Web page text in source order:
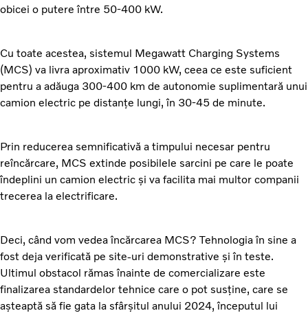
obicei o putere între 50-400 kW.
Cu toate acestea, sistemul Megawatt Charging Systems
(MCS) va livra aproximativ 1000 kW, ceea ce este suficient
pentru a adăuga 300-400 km de autonomie suplimentară unui
camion electric pe distanțe lungi, în 30-45 de minute.
Prin reducerea semnificativă a timpului necesar pentru
reîncărcare, MCS extinde posibilele sarcini pe care le poate
îndeplini un camion electric și va facilita mai multor companii
trecerea la electrificare.
Deci, când vom vedea încărcarea MCS? Tehnologia în sine a
fost deja verificată pe site-uri demonstrative și în teste.
Ultimul obstacol rămas înainte de comercializare este
finalizarea standardelor tehnice care o pot susține, care se
așteaptă să fie gata la sfârșitul anului 2024, începutul lui